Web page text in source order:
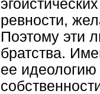
ревности,
Поэтому эти
братства.
ее